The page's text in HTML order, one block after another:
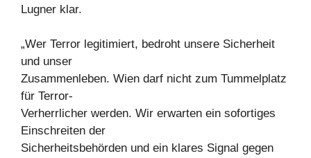
Lugner klar.
„Wer Terror legitimiert, bedroht unsere Sicherheit
und unser
Zusammenleben. Wien darf nicht zum Tummelplatz
für Terror-
Verherrlicher werden. Wir erwarten ein sofortiges
Einschreiten der
Sicherheitsbehörden und ein klares Signal gegen